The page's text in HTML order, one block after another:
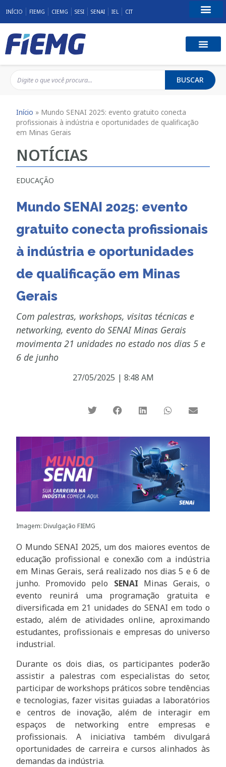
INÍCIO FIEMG CIEMG SESI SENAI IEL CIT
BUSCAR
Início » Mundo SENAI 2025: evento gratuito conecta
profissionais à indústria e oportunidades de qualificação
em Minas Gerais
NOTÍCIAS
EDUCAÇÃO
Mundo SENAI 2025: evento
gratuito conecta profissionais
à indústria e oportunidades
de qualificação em Minas
Gerais
Com palestras, workshops, visitas técnicas e
networking, evento do SENAI Minas Gerais
movimenta 21 unidades no estado nos dias 5 e
6 de junho
27/05/2025 | 8:48 AM
Imagem: Divulgação FIEMG
O Mundo SENAI 2025, um dos maiores eventos de
educação profissional e conexão com a indústria
em Minas Gerais, será realizado nos dias 5 e 6 de
junho. Promovido pelo SENAI Minas Gerais, o
evento reunirá uma programação gratuita e
diversificada em 21 unidades do SENAI em todo o
estado, além de atividades online, aproximando
estudantes, profissionais e empresas do universo
industrial.
Durante os dois dias, os participantes poderão
assistir a palestras com especialistas do setor,
participar de workshops práticos sobre tendências
e tecnologias, fazer visitas guiadas a laboratórios
e centros de inovação, além de interagir em
espaços de networking entre empresas e
profissionais. A iniciativa também divulgará
oportunidades de carreira e cursos alinhados às
demandas da indústria.